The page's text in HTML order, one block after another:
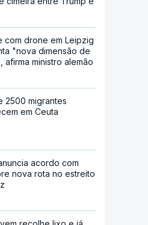
com drone em Leipzig
"nova dimensão de
afirma ministro alemão
2500 migrantes
em Ceuta
acordo com
nova rota no estreito